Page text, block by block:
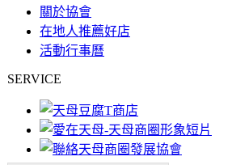
關於協會
在地人推薦好店
活動行事曆
SERVICE